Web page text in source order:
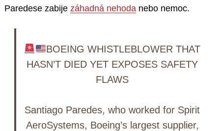
Paredese zabije záhadná nehoda nebo nemoc.
BOEING WHISTLEBLOWER THAT
HASN’T DIED YET EXPOSES SAFETY
FLAWS
Santiago Paredes, who worked for Spirit
AeroSystems, Boeing’s largest supplier,